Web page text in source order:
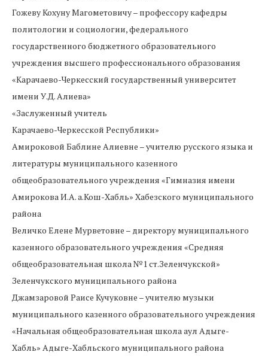
Гожеву Кохуну Магометовичу – профессору кафедры
политологии и социологии, федерального
государственного бюджетного образовательного
учреждения высшего профессионального образования
«Карачаево-Черкесский государственный университет
имени У.Д. Алиева»
«Заслуженный учитель
Карачаево-Черкесской Республики»
Амироковой Баблине Алиевне – учителю русского языка и
литературы муниципального казенного
общеобразовательного учреждения «Гимназия имени
Амирокова И.А. а.Кош-Хабль» Хабезского муниципального
района
Величко Елене Мурветовне – директору муниципального
казенного образовательного учреждения «Средняя
общеобразовательная школа №1 ст.Зеленчукской»
Зеленчукского муниципального района
Джамзаровой Раисе Кучуковне – учителю музыки
муниципального казенного образовательного учреждения
«Начальная общеобразовательная школа аул Адыге-
Хабль» Адыге-Хабльского муниципального района